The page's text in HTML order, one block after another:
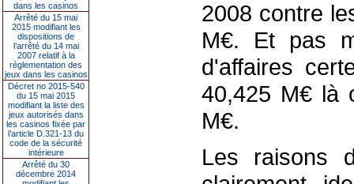
dans les casinos
Arrêté du 15 mai
2015 modifiant les
dispositions de
l’arrêté du 14 mai
2007 relatif à la
réglementation des
jeux dans les casinos
Décret no 2015-540
du 15 mai 2015
modifiant la liste des
jeux autorisés dans
les casinos fixée par
l’article D.321-13 du
code de la sécurité
intérieure
Arrêté du 30
décembre 2014
2008 contre
M€. Et pas
d'affaires
40,425 M€ là
M€.
Les raisons